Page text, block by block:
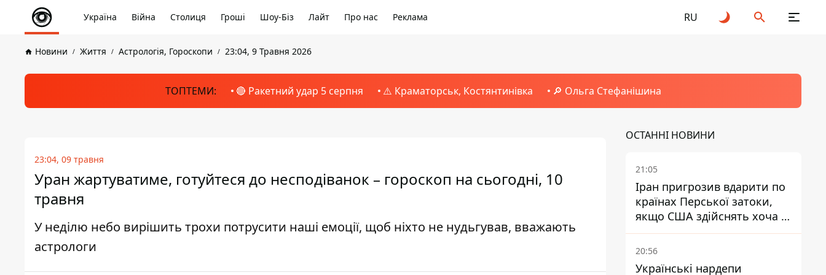
Україна Війна Столиця Гроші Шоу-Біз Лайт Про нас Реклама RU
Новини Життя Астрологія, Гороскопи 23:04, 9 Травня 2026
ТОПТЕМИ: 🔴 Ракетний удар 5 серпня ⚠️ Краматорськ, Костянтинівка 🔎 Ольга Стефанішина
23:04, 09 травня
Уран жартуватиме, готуйтеся до несподіванок – гороскоп на сьогодні, 10
травня
У неділю небо вирішить трохи потрусити наші емоції, щоб ніхто не нудьгував, вважають
астрологи
ОСТАННІ НОВИНИ
21:05
Іран пригрозив вдарити по
країнах Перської затоки,
якщо США здійснять хоча б
одну атаку - Reuters
20:56
Українські нардепи